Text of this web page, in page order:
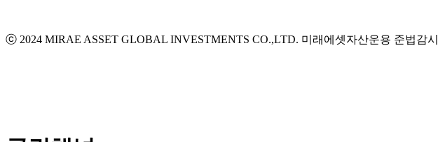
ⓒ 2024 MIRAE ASSET GLOBAL INVESTMENTS CO.,LTD. 미래에셋자산운용 준법감